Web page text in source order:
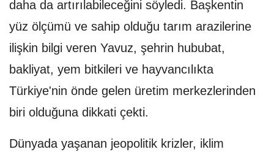
daha da artırılabileceğini söyledi. Başkentin
yüz ölçümü ve sahip olduğu tarım arazilerine
ilişkin bilgi veren Yavuz, şehrin hububat,
bakliyat, yem bitkileri ve hayvancılıkta
Türkiye'nin önde gelen üretim merkezlerinden
biri olduğuna dikkati çekti.
Dünyada yaşanan jeopolitik krizler, iklim